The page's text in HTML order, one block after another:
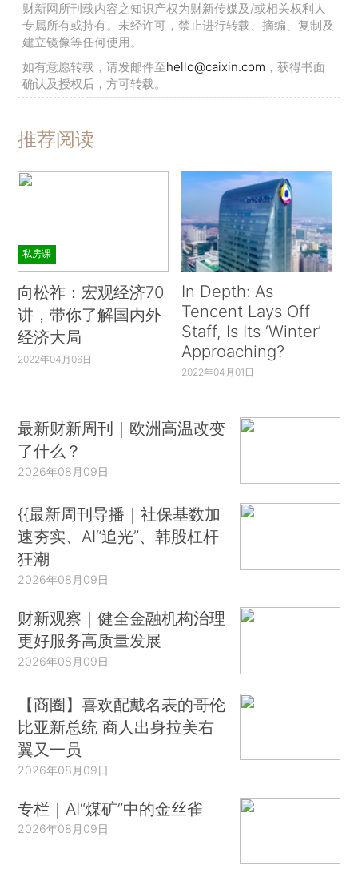
财新网所刊载内容之知识产权为财新传媒及/或相关权利人
专属所有或持有。未经许可，禁止进行转载、摘编、复制及
建立镜像等任何使用。
如有意愿转载，请发邮件至hello@caixin.com ，获得书面
确认及授权后，方可转载。
推荐阅读
私房课
向松祚：宏观经济70
讲，带你了解国内外
经济大局
2022年04月06日
In Depth: As
Tencent Lays Off
Staff, Is Its ‘Winter’
Approaching?
2022年04月01日
最新财新周刊｜欧洲高温改变
了什么？
2026年08月09日
{{最新周刊导播｜社保基数加
速夯实、AI“追光”、韩股杠杆
狂潮
2026年08月09日
财新观察｜健全金融机构治理
更好服务高质量发展
2026年08月09日
【商圈】喜欢配戴名表的哥伦
比亚新总统 商人出身拉美右
翼又一员
2026年08月09日
专栏｜AI“煤矿”中的金丝雀
2026年08月09日